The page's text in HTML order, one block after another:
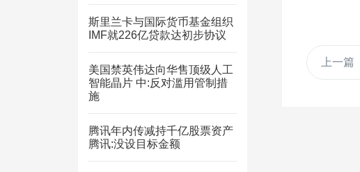
上一篇
斯里兰卡与国际货币基金组织
IMF就226亿贷款达初步协议
美国禁英伟达向华售顶级人工
智能晶片 中:反对滥用管制措
施
腾讯年内传减持千亿股票资产
腾讯:没设目标金额